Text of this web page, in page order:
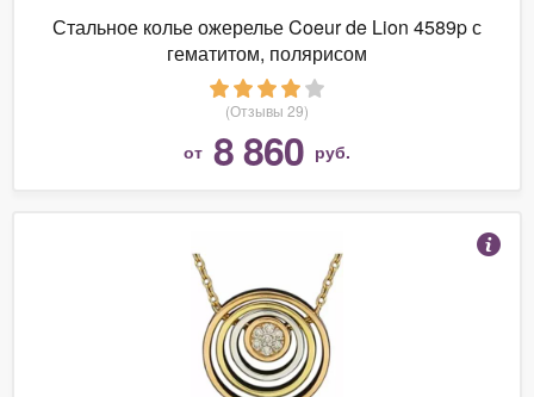
Стальное колье ожерелье Coeur de Lion 4589p с
гематитом, полярисом
(Отзывы 29)
от 8 860 руб.